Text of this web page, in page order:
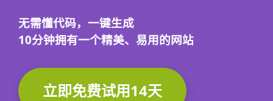
无需懂代码， 一键生成
10分钟拥有一个精美、易用的网站
立即免费试用14天